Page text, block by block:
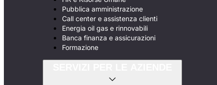
Pubblica amministrazione
Call center e assistenza clienti
Energia oil gas e rinnovabili
Banca finanza e assicurazioni
Formazione